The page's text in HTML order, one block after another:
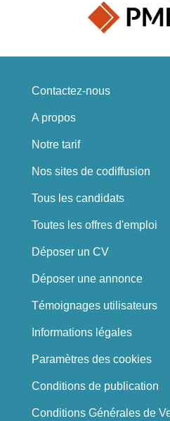
Contactez-nous
A propos
Notre tarif
Nos sites de codiffusion
Tous les candidats
Toutes les offres d'emploi
Déposer un CV
Déposer une annonce
Témoignages utilisateurs
Informations légales
Paramètres des cookies
Conditions de publication
Conditions Générales de